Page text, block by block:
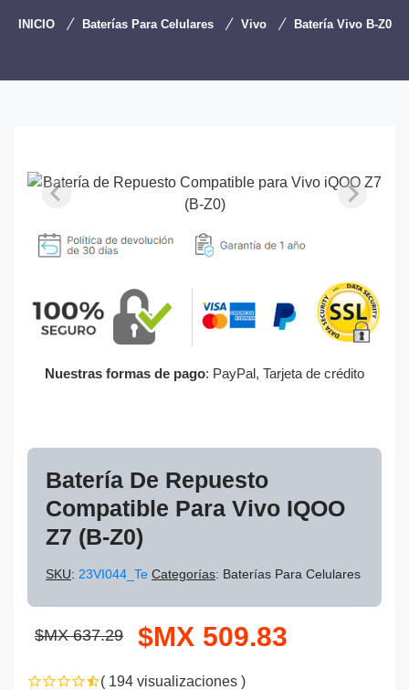
INICIO Baterías Para Celulares Vivo Batería Vivo B-Z0
Nuestras formas de pago: PayPal, Tarjeta de crédito
Batería De Repuesto
Compatible Para Vivo IQOO
Z7 (B-Z0)
SKU: 23VI044_Te Categorías: Baterías Para Celulares
$MX 637.29 $MX 509.83
( 194 visualizaciones )